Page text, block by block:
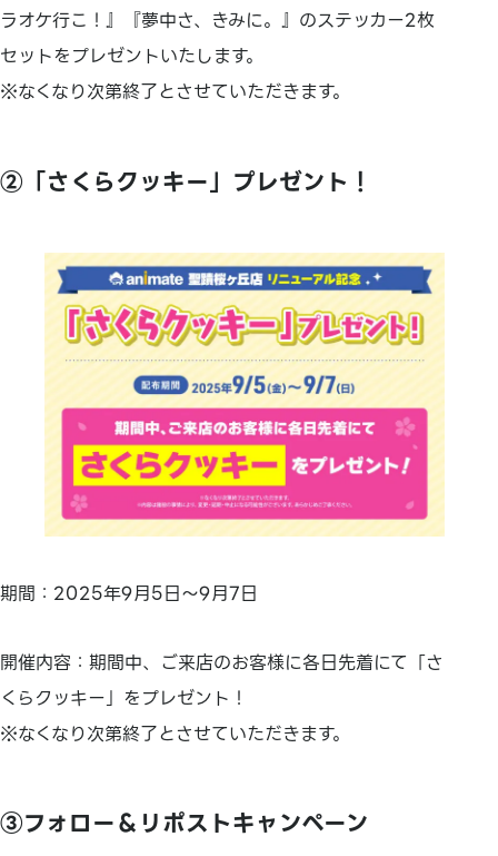
ラオケ行こ！』『夢中さ、きみに。』のステッカー2枚
セットをプレゼントいたします。
※なくなり次第終了とさせていただきます。
②「さくらクッキー」プレゼント！
期間：2025年9月5日～9月7日
開催内容：期間中、ご来店のお客様に各日先着にて「さ
くらクッキー」をプレゼント！
※なくなり次第終了とさせていただきます。
③フォロー＆リポストキャンペーン